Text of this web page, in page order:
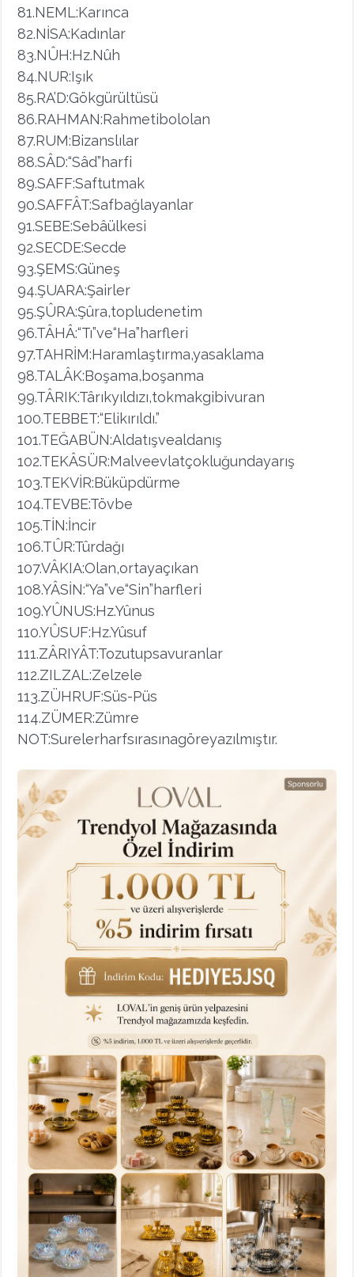
81.NEML:Karınca
82.NİSA:Kadınlar
83.NÛH:Hz.Nûh
84.NUR:Işık
85.RA’D:Gökgürültüsü
86.RAHMAN:Rahmetibololan
87.RUM:Bizanslılar
88.SÂD:“Sâd”harfi
89.SAFF:Saftutmak
90.SAFFÂT:Safbağlayanlar
91.SEBE:Sebâülkesi
92.SECDE:Secde
93.ŞEMS:Güneş
94.ŞUARA:Şairler
95.ŞÛRA:Şûra,topludenetim
96.TÂHÂ:“Tı”ve“Ha”harfleri
97.TAHRİM:Haramlaştırma,yasaklama
98.TALÂK:Boşama,boşanma
99.TÂRIK:Târıkyıldızı,tokmakgibivuran
100.TEBBET:“Elikırıldı.”
101.TEĞABÜN:Aldatışvealdanış
102.TEKÂSÜR:Malveevlatçokluğundayarış
103.TEKVİR:Büküpdürme
104.TEVBE:Tövbe
105.TİN:İncir
106.TÛR:Tûrdağı
107.VÂKIA:Olan,ortayaçıkan
108.YÂSİN:“Ya”ve“Sin”harfleri
109.YÛNUS:Hz.Yûnus
110.YÛSUF:Hz.Yûsuf
111.ZÂRIYÂT:Tozutupsavuranlar
112.ZILZAL:Zelzele
113.ZÜHRUF:Süs-Püs
114.ZÜMER:Zümre
NOT:Surelerharfsırasınagöreyazılmıştır.